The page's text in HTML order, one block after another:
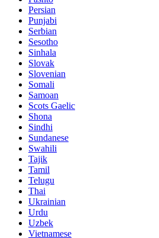
Persian
Punjabi
Serbian
Sesotho
Sinhala
Slovak
Slovenian
Somali
Samoan
Scots Gaelic
Shona
Sindhi
Sundanese
Swahili
Tajik
Tamil
Telugu
Thai
Ukrainian
Urdu
Uzbek
Vietnamese